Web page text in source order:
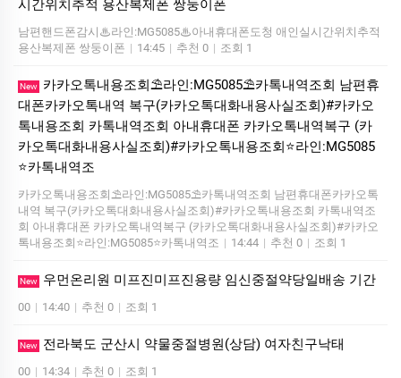
시간위치추적 용산복제폰 쌍둥이폰
남편핸드폰감시♨라인:MG5085♨아내휴대폰도청 애인실시간위치추적
용산복제폰 쌍둥이폰 | 14:45 | 추천 0 | 조회 1
New
카카오톡내용조회⛱️라인:MG5085⛱️카톡내역조회 남편휴
대폰카카오톡내역 복구(카카오톡대화내용사실조회)#카카오
톡내용조회 카톡내역조회 아내휴대폰 카카오톡내역복구 (카
카오톡대화내용사실조회)#카카오톡내용조회⭐라인:MG5085
⭐카톡내역조
카카오톡내용조회⛱️라인:MG5085⛱️카톡내역조회 남편휴대폰카카오톡
내역 복구(카카오톡대화내용사실조회)#카카오톡내용조회 카톡내역조
회 아내휴대폰 카카오톡내역복구 (카카오톡대화내용사실조회)#카카오
톡내용조회⭐라인:MG5085⭐카톡내역조 | 14:44 | 추천 0 | 조회 1
New 우먼온리원 미프진미프진용량 임신중절약당일배송 기간
00 | 14:40 | 추천 0 | 조회 1
New 전라북도 군산시 약물중절병원(상담) 여자친구낙­태
00 | 14:34 | 추천 0 | 조회 1